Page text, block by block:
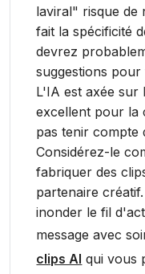
laviral" risque de
fait la spécificité
devrez
suggestions
L'IA est axée sur
excellent pour la
pas tenir compte
Considérez-le
fabriquer des
partenaire
inonder le fil
message avec
clips AI qui vous